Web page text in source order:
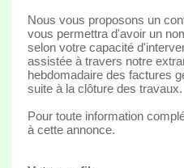
Nous vous proposons un
vous permettra d'avoir un
selon votre capacité
assistée à travers notre
hebdomadaire des factures
suite à la clôture des travaux.
Pour toute information
à cette annonce.